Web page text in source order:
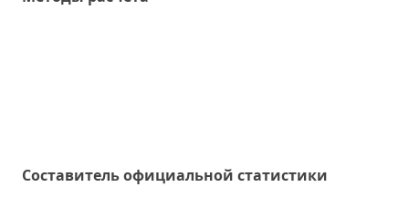
Составитель официальной статистики